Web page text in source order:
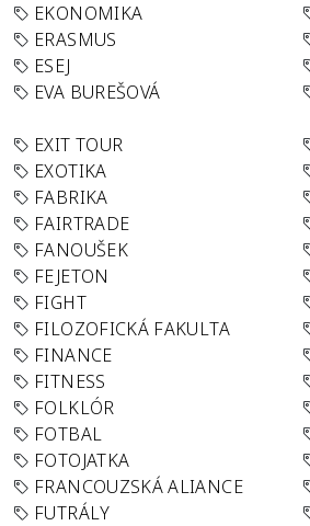
EKONOMIKA
ERASMUS
ESEJ
EVA BUREŠOVÁ
EXIT TOUR
EXOTIKA
FABRIKA
FAIRTRADE
FANOUŠEK
FEJETON
FIGHT
FILOZOFICKÁ FAKULTA
FINANCE
FITNESS
FOLKLÓR
FOTBAL
FOTOJATKA
FRANCOUZSKÁ ALIANCE
FUTRÁLY